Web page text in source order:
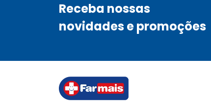
Receba nossas
novidades e promoções